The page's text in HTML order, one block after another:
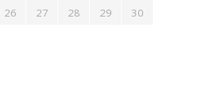
26 27 28 29
30